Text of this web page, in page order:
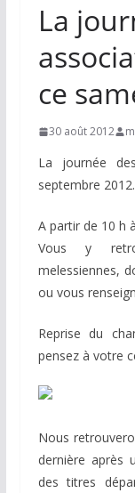
La
ce
30 août 2012
La journée
septembre 2012.
A partir de 10 h
Vous y
melessiennes,
ou vous
Reprise du
pensez à votre
Nous
dernière après
des titres